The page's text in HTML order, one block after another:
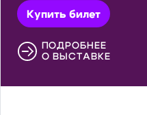
Купить билет
ПОДРОБНЕЕ
О ВЫСТАВКЕ